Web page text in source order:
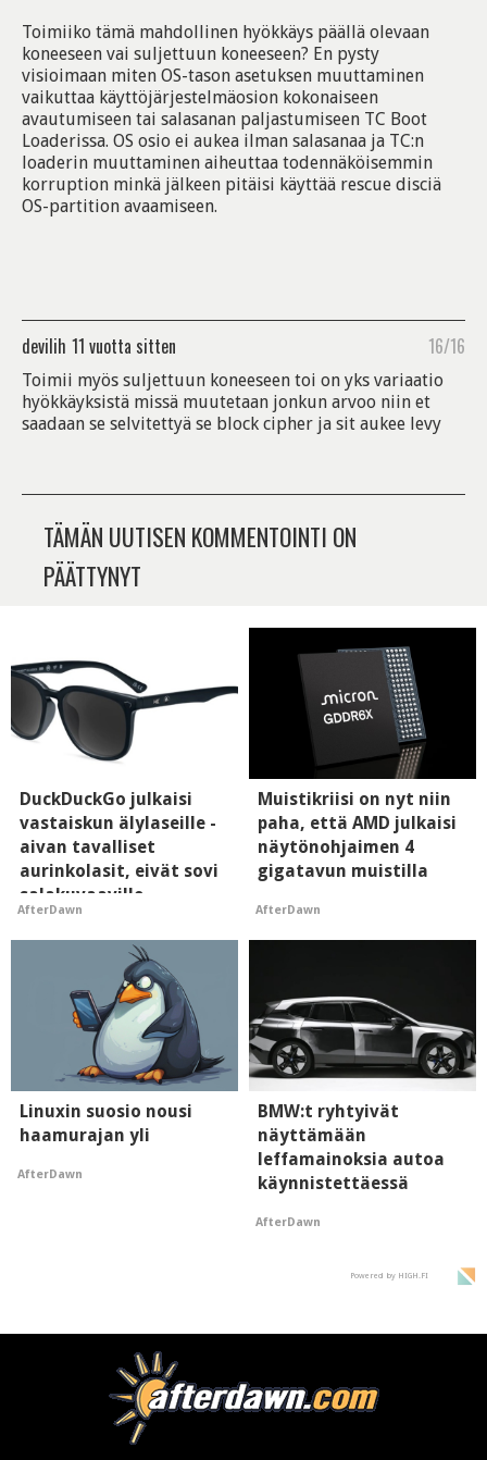
Toimiiko tämä mahdollinen hyökkäys päällä olevaan
koneeseen vai suljettuun koneeseen? En pysty
visioimaan miten OS-tason asetuksen muuttaminen
vaikuttaa käyttöjärjestelmäosion kokonaiseen
avautumiseen tai salasanan paljastumiseen TC Boot
Loaderissa. OS osio ei aukea ilman salasanaa ja TC:n
loaderin muuttaminen aiheuttaa todennäköisemmin
korruption minkä jälkeen pitäisi käyttää rescue disciä
OS-partition avaamiseen.
devilih 11 vuotta sitten 16/16
Toimii myös suljettuun koneeseen toi on yks variaatio
hyökkäyksistä missä muutetaan jonkun arvoo niin et
saadaan se selvitettyä se block cipher ja sit aukee levy
TÄMÄN UUTISEN KOMMENTOINTI ON
PÄÄTTYNYT
DuckDuckGo julkaisi
vastaiskun älylaseille -
aivan tavalliset
aurinkolasit, eivät sovi
salakuvaaville
hyypiöille
AfterDawn
Muistikriisi on nyt niin
paha, että AMD julkaisi
näytönohjaimen 4
gigatavun muistilla
AfterDawn
Linuxin suosio nousi
haamurajan yli
AfterDawn
BMW:t ryhtyivät
näyttämään
leffamainoksia autoa
käynnistettäessä
AfterDawn
Powered by HIGH.FI